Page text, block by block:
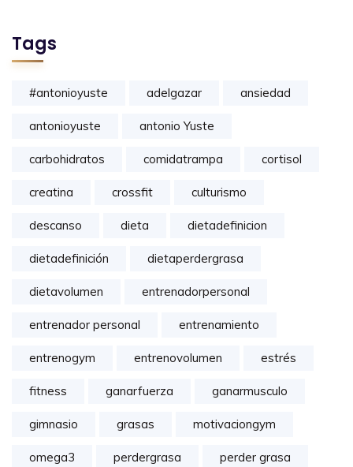
Tags
#antonioyuste adelgazar ansiedad
antonioyuste antonio Yuste
carbohidratos comidatrampa cortisol
creatina crossfit culturismo
descanso dieta dietadefinicion
dietadefinición dietaperdergrasa
dietavolumen entrenadorpersonal
entrenador personal entrenamiento
entrenogym entrenovolumen estrés
fitness ganarfuerza ganarmusculo
gimnasio grasas motivaciongym
omega3 perdergrasa perder grasa